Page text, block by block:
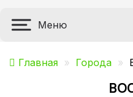
Меню
Главная » Города »